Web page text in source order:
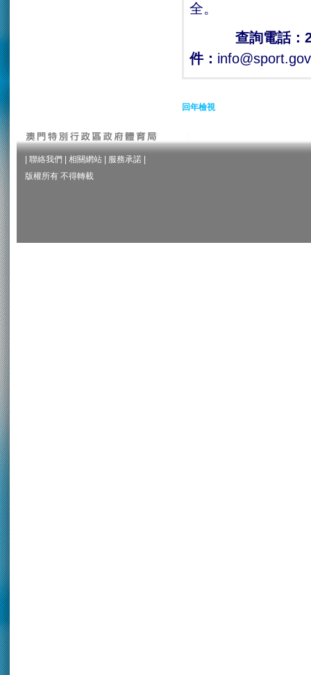
全。
查詢電話：
件：
回年檢視
聯絡我們 相關網站 服務承諾
版權所有 不得轉載